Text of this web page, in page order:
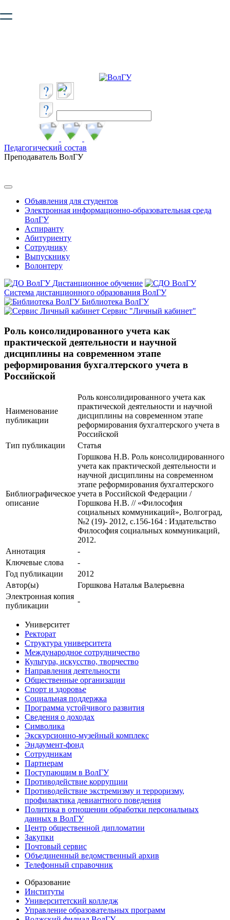
безопасную работу с сайтом. Пожалуйста
Педагогический состав
Преподаватель ВолГУ
Объявления для студентов
Электронная информационно-образовательная среда
ВолГУ
Аспиранту
Абитуриенту
Сотруднику
Выпускнику
Волонтеру
Дистанционное обучение
Система дистанционного образования ВолГУ
Библиотека ВолГУ
Сервис "Личный кабинет"
Роль консолидированного учета как
практической деятельности и научной
дисциплины на современном этапе
реформирования бухгалтерского учета в
Российской
Наименование
публикации
Роль консолидированного учета как
практической деятельности и научной
дисциплины на современном этапе
реформирования бухгалтерского учета в
Российской
Тип публикации
Статья
Библиографическое
описание
Горшкова Н.В. Роль консолидированного
учета как практической деятельности и
научной дисциплины на современном
этапе реформирования бухгалтерского
учета в Российской Федерации /
Горшкова Н.В. // «Философия
социальных коммуникаций», Волгоград,
№2 (19)- 2012, с.156-164 : Издательство
Философия социальных коммуникаций,
2012.
Аннотация
-
Ключевые cлова
-
Год публикации
2012
Автор(ы)
Горшкова Наталья Валерьевна
Электронная копия
публикации
-
Университет
Ректорат
Структура университета
Международное сотрудничество
Культура, искусство, творчество
Направления деятельности
Общественные организации
Спорт и здоровье
Социальная поддержка
Программа устойчивого развития
Сведения о доходах
Символика
Экскурсионно-музейный комплекс
Эндаумент-фонд
Сотрудникам
Партнерам
Поступающим в ВолГУ
Противодействие коррупции
Противодействие экстремизму и терроризму,
профилактика девиантного поведения
Политика в отношении обработки персональных
данных в ВолГУ
Центр общественной дипломатии
Закупки
Почтовый сервис
Объединенный ведомственный архив
Телефонный справочник
Образование
Институты
Университетский колледж
Управление образовательных программ